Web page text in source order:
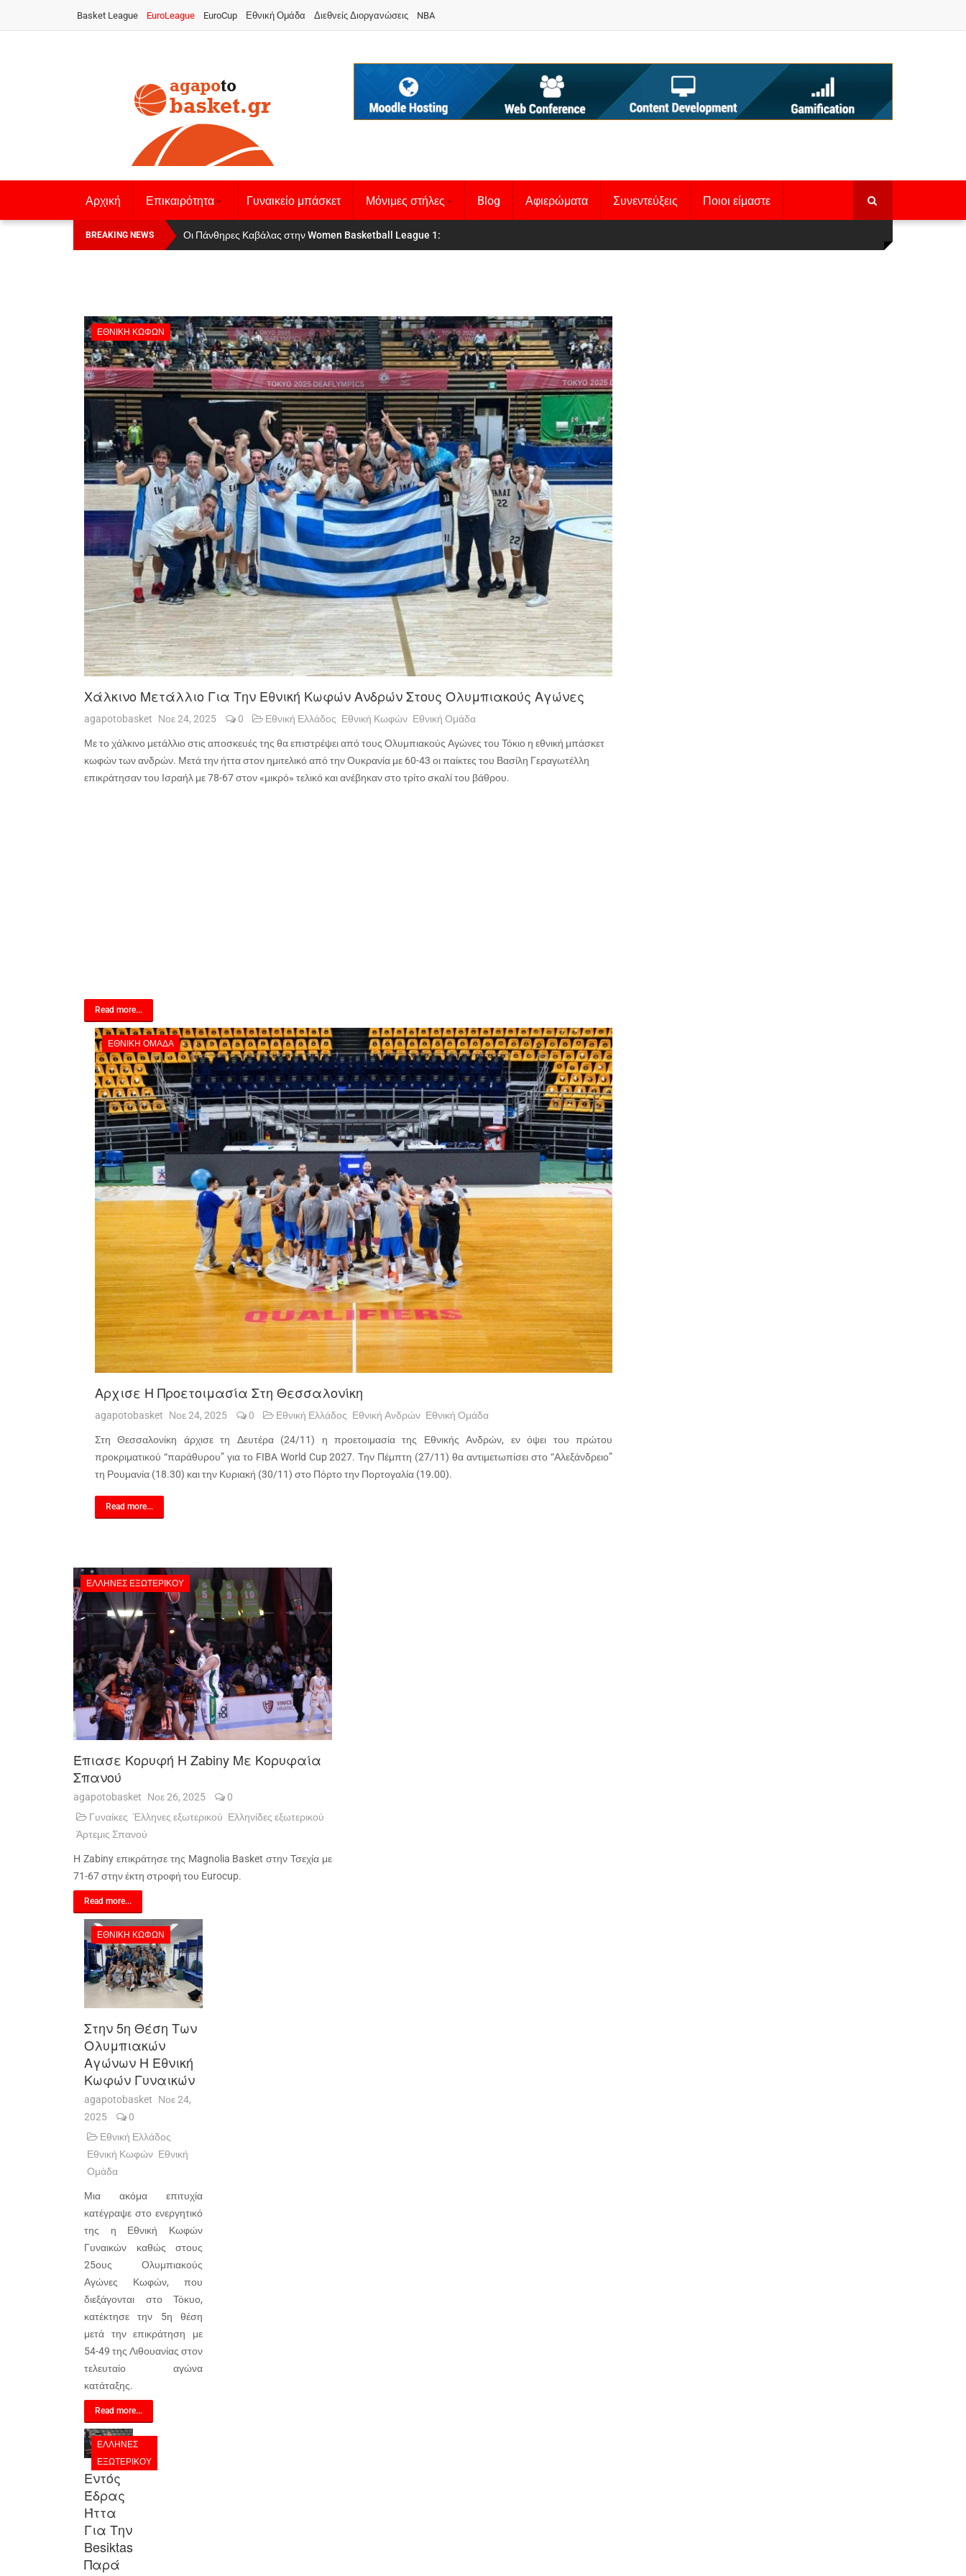
Basket League EuroLeague EuroCup Εθνική Ομάδα Διεθνείς Διοργανώσεις NBA
Αρχική Επικαιρότητα Γυναικείο μπάσκετ Μόνιμες στήλες Blog Αφιερώματα Συνεντεύξεις Ποιοι είμαστε
BREAKING NEWS Οι Πάνθηρες Καβάλας στην Women Basketball League 1
Αναχώρησε για τα Γιάννενα η Εθνική Γυναικών
ΕΘΝΙΚΉ ΚΩΦΏΝ
Χάλκινο Μετάλλιο Για Την Εθνική Κωφών Ανδρών Στους Ολυμπιακούς Αγώνες
agapotobasket Νοε 24, 2025 0 Εθνική Ελλάδος Εθνική Κωφών Εθνική Ομάδα
Με το χάλκινο μετάλλιο στις αποσκευές της θα επιστρέψει από τους Ολυμπιακούς Αγώνες του Τόκιο η εθνική μπάσκετ
κωφών των ανδρών. Μετά την ήττα στον ημιτελικό από την Ουκρανία με 60-43 οι παίκτες του Βασίλη Γεραγωτέλλη
επικράτησαν του Ισραήλ με 78-67 στον «μικρό» τελικό και ανέβηκαν στο τρίτο σκαλί του βάθρου.
Read more...
ΕΘΝΙΚΉ ΟΜΆΔΑ
Αρχισε Η Προετοιμασία Στη Θεσσαλονίκη
agapotobasket Νοε 24, 2025 0 Εθνική Ελλάδος Εθνική Ανδρών Εθνική Ομάδα
Στη Θεσσαλονίκη άρχισε τη Δευτέρα (24/11) η προετοιμασία της Εθνικής Ανδρών, εν όψει του πρώτου
προκριματικού “παράθυρου” για το FIBA World Cup 2027. Την Πέμπτη (27/11) θα αντιμετωπίσει στο “Αλεξάνδρειο”
τη Ρουμανία (18.30) και την Κυριακή (30/11) στο Πόρτο την Πορτογαλία (19.00).
Read more...
ΈΛΛΗΝΕΣ ΕΞΩΤΕΡΙΚΟΎ
Έπιασε Κορυφή Η Zabiny Με Κορυφαία
Σπανού
agapotobasket Νοε 26, 2025
0
Γυναίκες Έλληνες εξωτερικού Ελληνίδες εξωτερικού
Άρτεμις Σπανού
Η Zabiny επικράτησε της Magnolia Basket στην Τσεχία με
71-67 στην έκτη στροφή του Eurocup.
Read more...
ΕΘΝΙΚΉ ΚΩΦΏΝ
Στην 5η Θέση Των
Ολυμπιακών
Αγώνων Η Εθνική
Κωφών Γυναικών
agapotobasket
Νοε 24,
2025
0
Εθνική Ελλάδος
Εθνική Κωφών Εθνική
Ομάδα
Μια ακόμα επιτυχία
κατέγραψε στο ενεργητικό
της η Εθνική Κωφών
Γυναικών καθώς στους
25ους Ολυμπιακούς
Αγώνες Κωφών, που
διεξάγονται στο Τόκυο,
κατέκτησε την 5η θέση
μετά την επικράτηση με
54-49 της Λιθουανίας στον
τελευταίο αγώνα
κατάταξης.
Read more...
ΈΛΛΗΝΕΣ
ΕΞΩΤΕΡΙΚΟΎ
Εντός
Έδρας
Ήττα
Για Την
Besiktas
Παρά